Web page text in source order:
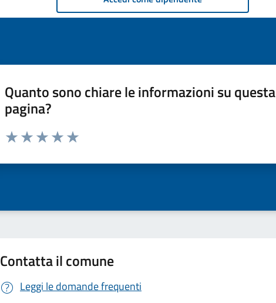
Quanto sono chiare le informazioni su questa
pagina?
Valuta da 1 a 5 stelle la pagina
Contatta il comune
Leggi le domande frequenti